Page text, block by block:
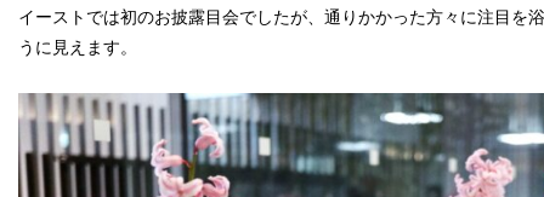
イーストでは初のお披露目会でしたが、通りかかった方々に注目を
うに見えます。